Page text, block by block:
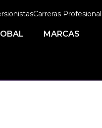
Carreras
MARCAS